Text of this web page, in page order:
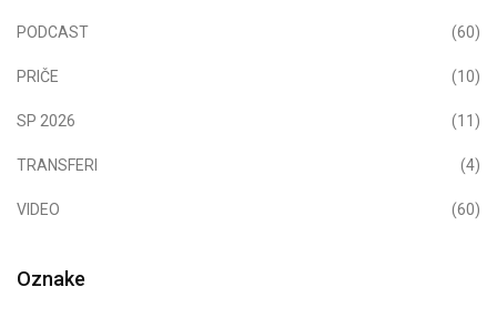
PODCAST (60)
PRIČE (10)
SP 2026 (11)
TRANSFERI (4)
VIDEO (60)
Oznake